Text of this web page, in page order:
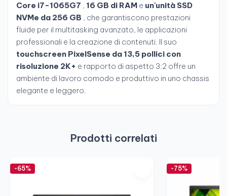
Core i7-1065G7 , 16 GB di RAM e un'unità SSD
NVMe da 256 GB , che garantiscono prestazioni
fluide per il multitasking avanzato, le applicazioni
professionali e la creazione di contenuti. Il suo
touchscreen PixelSense da 13,5 pollici con
risoluzione 2K+ e rapporto di aspetto 3:2 offre un
ambiente di lavoro comodo e produttivo in uno chassis
elegante e leggero.
Prodotti correlati
-65% -75%